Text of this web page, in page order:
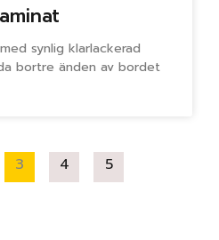
synlig klarlackerad
bortre änden av bordet
3 4 5